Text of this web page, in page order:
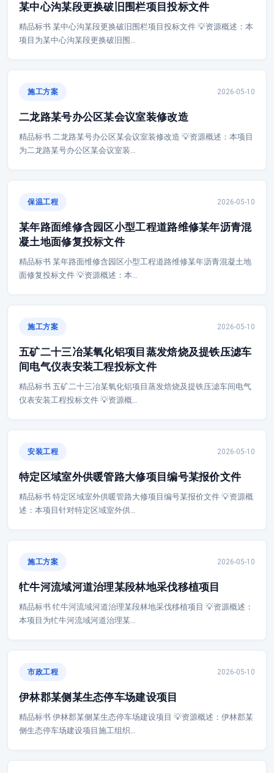
某中心沟某段更换破旧围栏项目投标文件
精品标书 某中心沟某段更换破旧围栏项目投标文件 💡资源概述：本
项目为某中心沟某段更换破旧围…
施工方案 2026-05-10
二龙路某号办公区某会议室装修改造
精品标书 二龙路某号办公区某会议室装修改造 💡资源概述：本项目
为二龙路某号办公区某会议室装…
保温工程 2026-05-10
某年路面维修含园区小型工程道路维修某年沥青混
凝土地面修复投标文件
精品标书 某年路面维修含园区小型工程道路维修某年沥青混凝土地
面修复投标文件 💡资源概述：本…
施工方案 2026-05-10
五矿二十三冶某氧化铝项目蒸发焙烧及提铁压滤车
间电气仪表安装工程投标文件
精品标书 五矿二十三冶某氧化铝项目蒸发焙烧及提铁压滤车间电气
仪表安装工程投标文件 💡资源概…
安装工程 2026-05-10
特定区域室外供暖管路大修项目编号某报价文件
精品标书 特定区域室外供暖管路大修项目编号某报价文件 💡资源概
述：本项目针对特定区域室外供…
施工方案 2026-05-10
牤牛河流域河道治理某段林地采伐移植项目
精品标书 牤牛河流域河道治理某段林地采伐移植项目 💡资源概述：
本项目为牤牛河流域河道治理某…
市政工程 2026-05-10
伊林郡某侧某生态停车场建设项目
精品标书 伊林郡某侧某生态停车场建设项目 💡资源概述：伊林郡某
侧生态停车场建设项目施工组织…